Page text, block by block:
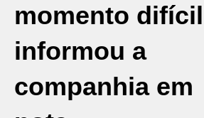
momento
informou a
companhia em